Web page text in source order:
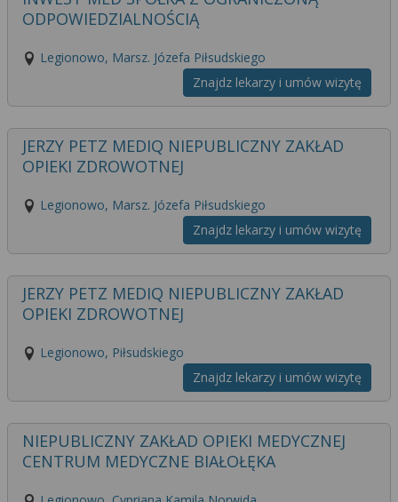
ODPOWIEDZIALNOŚCIĄ
Legionowo, Marsz. Józefa Piłsudskiego
Znajdz lekarzy i umów wizytę
JERZY PETZ MEDIQ NIEPUBLICZNY ZAKŁAD
OPIEKI ZDROWOTNEJ
Legionowo, Marsz. Józefa Piłsudskiego
Znajdz lekarzy i umów wizytę
JERZY PETZ MEDIQ NIEPUBLICZNY ZAKŁAD
OPIEKI ZDROWOTNEJ
Legionowo, Piłsudskiego
Znajdz lekarzy i umów wizytę
NIEPUBLICZNY ZAKŁAD OPIEKI MEDYCZNEJ
CENTRUM MEDYCZNE BIAŁOŁĘKA